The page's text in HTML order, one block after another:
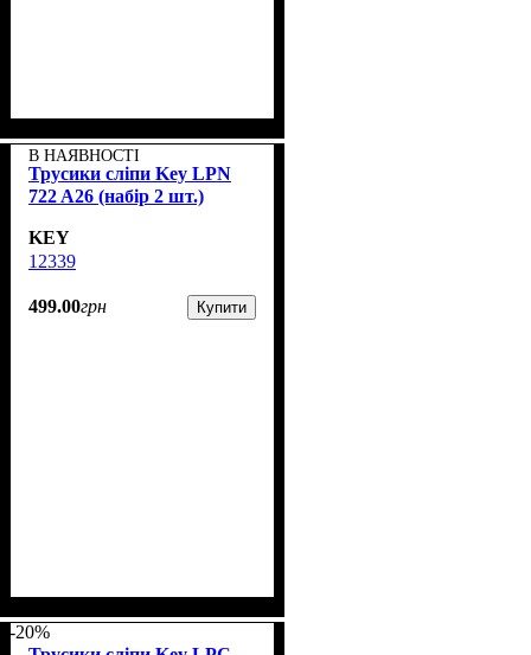
В НАЯВНОСТІ
Трусики сліпи Key LPN
722 A26 (набір 2 шт.)
KEY
12339
499.00грн Купити
-20%